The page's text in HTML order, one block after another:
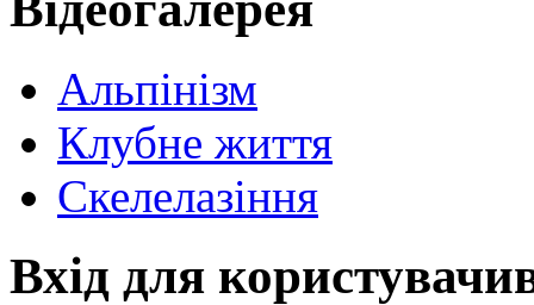
Альпінізм
Клубне життя
Скелелазіння
Вхід для